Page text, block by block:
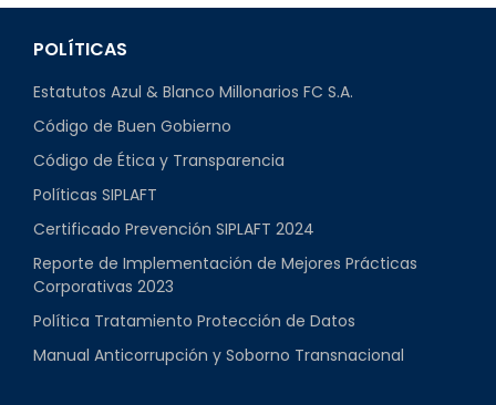
POLÍTICAS
Estatutos Azul & Blanco Millonarios FC S.A.
Código de Buen Gobierno
Código de Ética y Transparencia
Políticas SIPLAFT
Certificado Prevención SIPLAFT 2024
Reporte de Implementación de Mejores Prácticas
Corporativas 2023
Política Tratamiento Protección de Datos
Manual Anticorrupción y Soborno Transnacional